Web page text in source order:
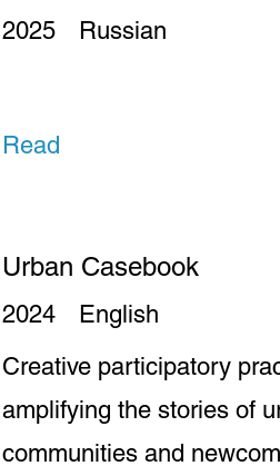
2025 Russian
Read
Urban Casebook
2024
English
Creative participatory
amplifying the stories of
communities and